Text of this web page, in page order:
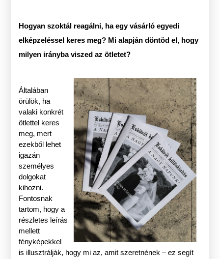
Hogyan szoktál reagálni, ha egy vásárló egyedi
elképzeléssel keres meg? Mi alapján döntöd el, hogy
milyen irányba viszed az ötletet?
Általában
örülök, ha
valaki konkrét
ötlettel keres
meg, mert
ezekből lehet
igazán
személyes
dolgokat
kihozni.
Fontosnak
tartom, hogy a
részletes leírás
mellett
fényképekkel
is illusztrálják, hogy mi az, amit szeretnének – ez segít